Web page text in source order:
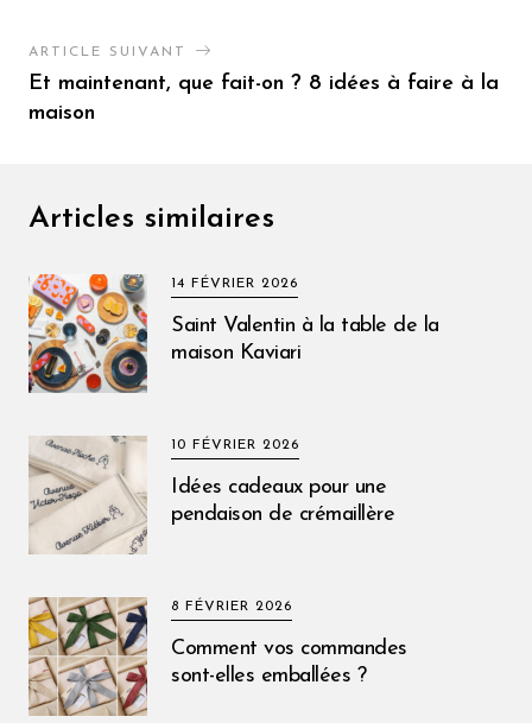
ARTICLE SUIVANT
Et maintenant, que fait-on ? 8 idées à faire à la
maison
Articles similaires
14 FÉVRIER 2026
Saint Valentin à la table de la
maison Kaviari
10 FÉVRIER 2026
Idées cadeaux pour une
pendaison de crémaillère
8 FÉVRIER 2026
Comment vos commandes
sont-elles emballées ?